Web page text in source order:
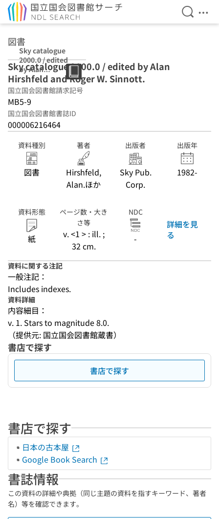
検索を
メ
図書
Sky catalogue
2000.0 / edited
by Alan
Hirshfeld and
Roger W.
Sinnott.
Sky catalogue 2000.0 / edited by Alan
Hirshfeld and Roger W. Sinnott.
国立国会図書館請求記号
MB5-9
国立国会図書館書誌ID
000006216464
資料種別
図書
著者
Hirshfeld,
Alan.ほか
出版者
Sky Pub.
Corp.
出版年
1982-
資料形態
紙
ページ数・大き
さ等
v. <1 > : ill. ;
32 cm.
NDC
-
詳細を見
る
資料に関する注記
一般注記：
Includes indexes.
資料詳細
内容細目：
v. 1. Stars to magnitude 8.0.
（提供元: 国立国会図書館蔵書）
書店で探す
書店で探す
書店で探す
日本の古本屋
Google Book Search
書誌情報
この資料の詳細や典拠（同じ主題の資料を指すキーワード、著者
名）等を確認できます。